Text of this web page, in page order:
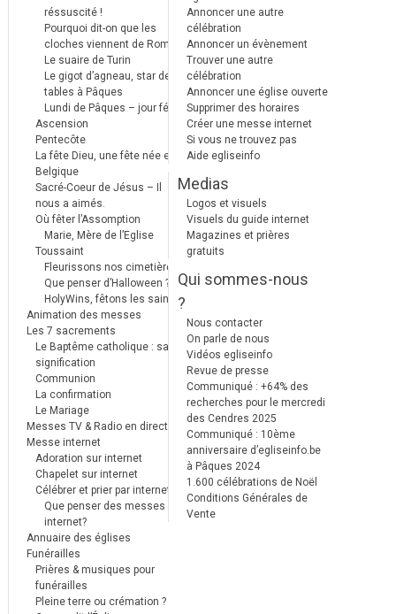
réssuscité !
Pourquoi dit-on que les
cloches viennent de Rome ?
Le suaire de Turin
Le gigot d’agneau, star des
tables à Pâques
Lundi de Pâques – jour férié
Ascension
Pentecôte
La fête Dieu, une fête née en
Belgique
Sacré-Coeur de Jésus – Il
nous a aimés.
Où fêter l’Assomption
Marie, Mère de l’Eglise
Toussaint
Fleurissons nos cimetières
Que penser d’Halloween ?
HolyWins, fêtons les saints !
Animation des messes
Les 7 sacrements
Le Baptême catholique : sa
signification
Communion
La confirmation
Le Mariage
Messes TV & Radio en direct
Messe internet
Adoration sur internet
Chapelet sur internet
Célébrer et prier par internet
Que penser des messes
internet?
Annuaire des églises
Funérailles
Prières & musiques pour
funérailles
Pleine terre ou crémation ?
Annoncer une autre
célébration
Annoncer un évènement
Trouver une autre
célébration
Annoncer une église ouverte
Supprimer des horaires
Créer une messe internet
Si vous ne trouvez pas
Aide egliseinfo
Medias
Logos et visuels
Visuels du guide internet
Magazines et prières
gratuits
Qui sommes-nous
?
Nous contacter
On parle de nous
Vidéos egliseinfo
Revue de presse
Communiqué : +64% des
recherches pour le mercredi
des Cendres 2025
Communiqué : 10ème
anniversaire d’egliseinfo.be
à Pâques 2024
1.600 célébrations de Noël
Conditions Générales de
Vente